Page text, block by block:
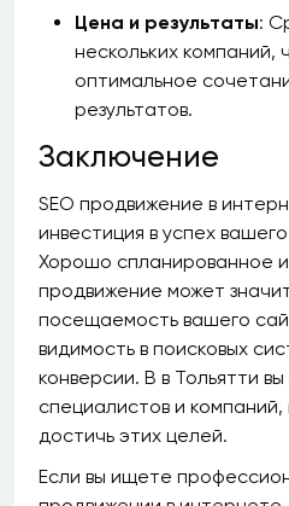
Цена и результаты:
нескольких компаний,
оптимальное
результатов.
Заключение
SEO продвижение в
инвестиция в успех
Хорошо спланированное
продвижение может
посещаемость вашего
видимость в поисковых
конверсии. В в Тольятти
специалистов и компаний,
достичь этих целей.
Если вы ищете